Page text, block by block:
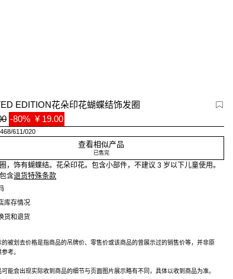
EDITION花朵印花蝴蝶结饰发圈
-80% ¥ 19.00
611/020
查看相似产品
已售完
，饰有蝴蝶结。花朵印花。包含小部件，不建议 3 岁以下儿童使用。
含退货特殊条款
库存情况
货和退货
的被划去价格是指商品的吊牌价、零售价或该商品的曾展示过的销售价等，并非原
考。
可能会出现实际收到商品的细节与页面图片展示略有不同，具体以收到商品为准。